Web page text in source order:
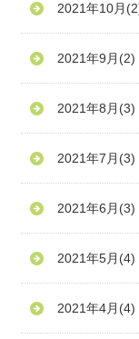
2021年10月
2021年9月 (2)
2021年8月 (3)
2021年7月 (3)
2021年6月 (3)
2021年5月 (4)
2021年4月 (4)